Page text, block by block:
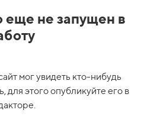
еще не запущен в
мог увидеть кто-нибудь
для этого опубликуйте его в